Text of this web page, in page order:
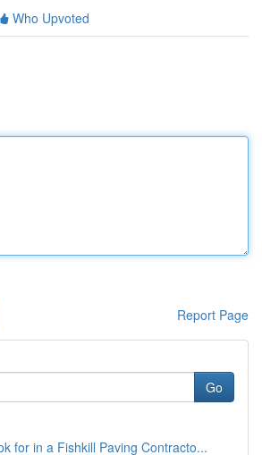
Who Upvoted
Report Page
Go
for in a Fishkill Paving Contracto...